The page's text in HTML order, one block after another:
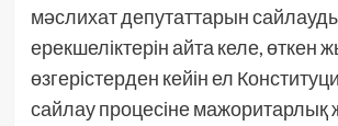
мәслихат депутаттарын
ерекшеліктерін айта келе, өткен
өзгерістерден кейін ел
сайлау процесіне мажоритарлық